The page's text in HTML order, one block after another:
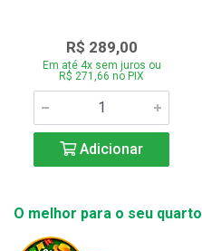
R$ 289,00
Em até 4x sem juros ou
R$ 271,66 no PIX
Adicionar
O melhor para o seu quarto